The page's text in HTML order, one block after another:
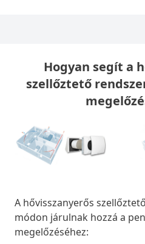
Hogyan segít a
szellőztető
A hővisszanyerős
módon járulnak hozzá a
megelőzéséhez: